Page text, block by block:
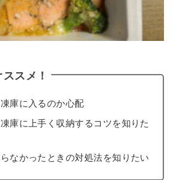
スメ！
庫に入るのか心配
庫に上手く収納するコツを知りた
なかったときの対処法を知りたい